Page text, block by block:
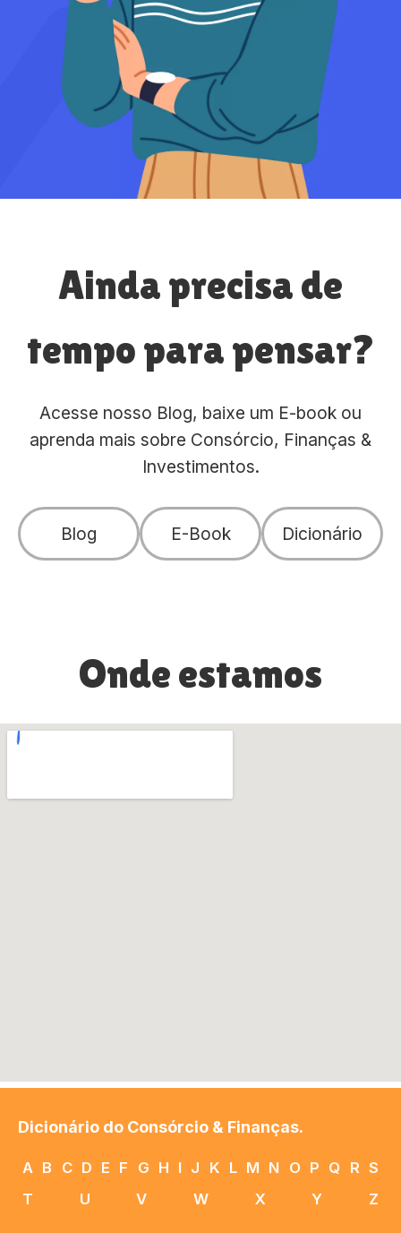
Ainda precisa de
tempo para pensar?
Acesse nosso Blog, baixe um E-book ou
aprenda mais sobre Consórcio, Finanças &
Investimentos.
Blog E-Book Dicionário
Onde estamos
Dicionário do Consórcio & Finanças.
A B C D E F G H I J K L M N O P Q R S
T
U V W X Y Z